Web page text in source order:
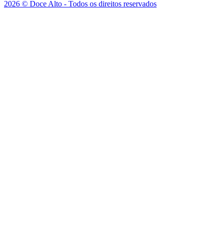
2026 © Doce Alto - Todos os direitos reservados